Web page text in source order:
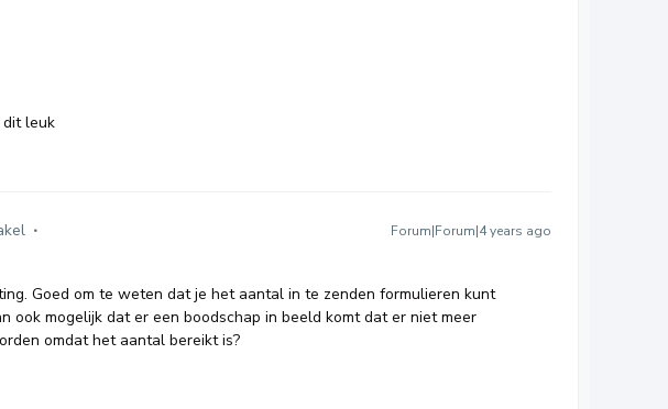
dit leuk
Forum|Forum|4 years ago
Goed om te weten dat je het aantal in te zenden formulieren kunt
ook mogelijk dat er een boodschap in beeld komt dat er niet meer
omdat het aantal bereikt is?